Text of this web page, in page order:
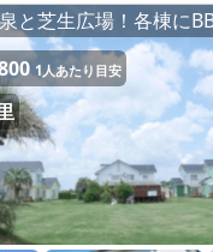
と芝生広場！各棟に
1人あたり目安